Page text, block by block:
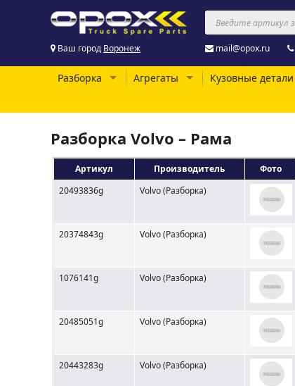
Ваш город Воронеж mail@opox.ru
Разборка Агрегаты Кузовные детали
Разборка Volvo – Рама
Артикул Производитель Фото
20493836g
Volvo (Разборка)
20374843g Volvo (Разборка)
1076141g Volvo (Разборка)
20485051g Volvo (Разборка)
20443283g Volvo (Разборка)